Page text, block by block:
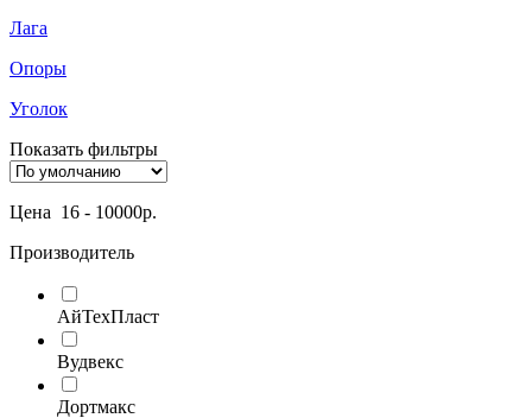
Лага
Опоры
Уголок
Показать фильтры
Цена 16 - 10000р.
Производитель
АйТехПласт
Вудвекс
Дортмакс